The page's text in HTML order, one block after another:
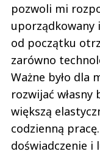
pozwoli mi
uporządkowany
od początku
zarówno
Ważne było dla
rozwijać
większą
codzienną
doświadczenie i